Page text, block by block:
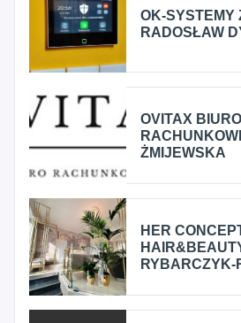
OK-SYSTEMY
RADOSŁAW
OVITAX BIURO
ŻMIJEWSKA
HER
RYBARCZYK-